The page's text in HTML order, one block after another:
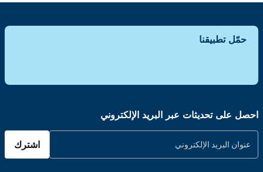
حمّل تطبيقنا
احصل على تحديثات عبر البريد الإلكتروني
اشترك